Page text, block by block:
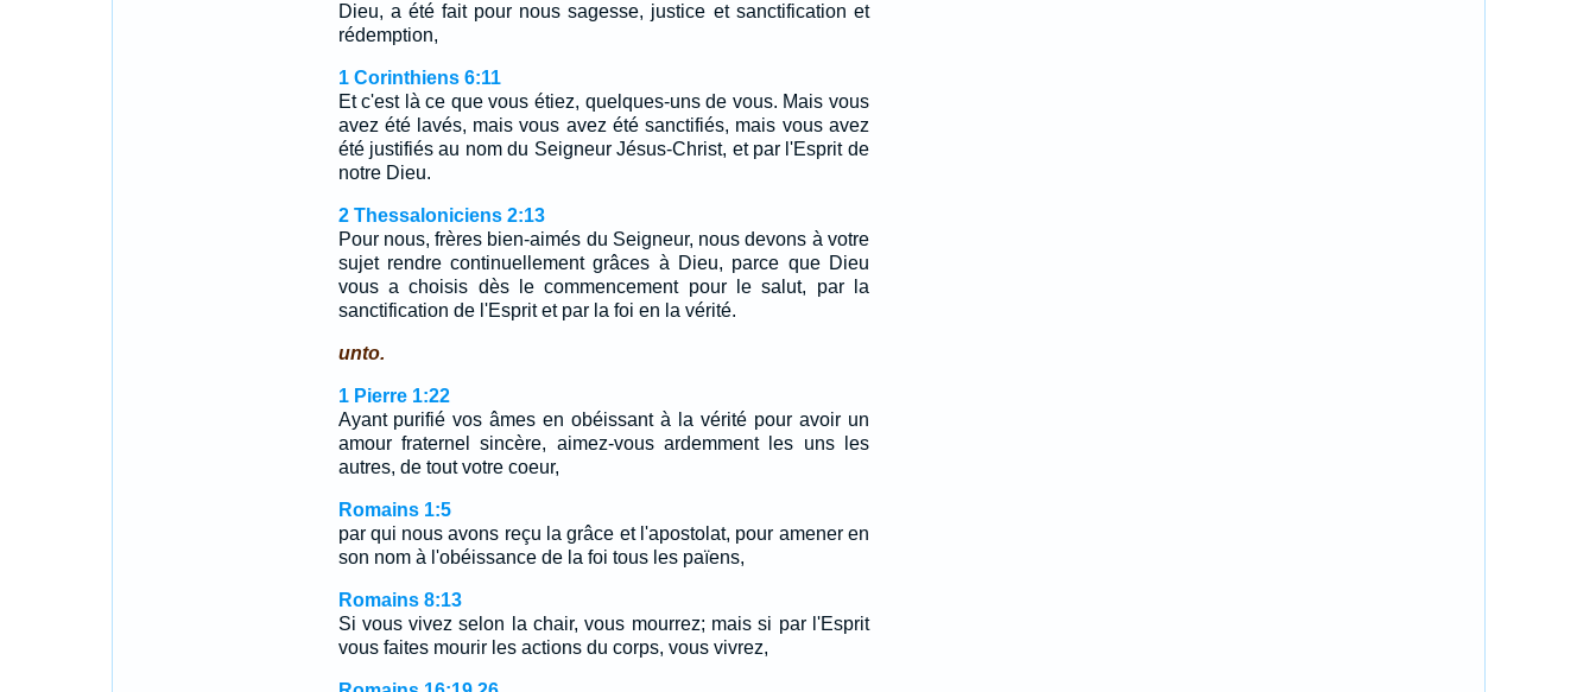
Dieu, a été fait pour nous sagesse, justice et sanctification et
rédemption,
1 Corinthiens 6:11
Et c'est là ce que vous étiez, quelques-uns de vous. Mais vous
avez été lavés, mais vous avez été sanctifiés, mais vous avez
été justifiés au nom du Seigneur Jésus-Christ, et par l'Esprit de
notre Dieu.
2 Thessaloniciens 2:13
Pour nous, frères bien-aimés du Seigneur, nous devons à votre
sujet rendre continuellement grâces à Dieu, parce que Dieu
vous a choisis dès le commencement pour le salut, par la
sanctification de l'Esprit et par la foi en la vérité.
unto.
1 Pierre 1:22
Ayant purifié vos âmes en obéissant à la vérité pour avoir un
amour fraternel sincère, aimez-vous ardemment les uns les
autres, de tout votre coeur,
Romains 1:5
par qui nous avons reçu la grâce et l'apostolat, pour amener en
son nom à l'obéissance de la foi tous les païens,
Romains 8:13
Si vous vivez selon la chair, vous mourrez; mais si par l'Esprit
vous faites mourir les actions du corps, vous vivrez,